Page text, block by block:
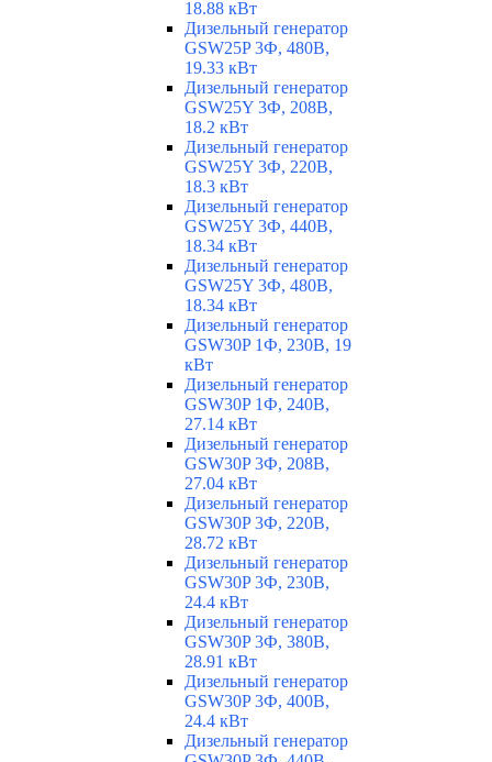
18.88 кВт
Дизельный генератор
GSW25P 3Ф, 480В,
19.33 кВт
Дизельный генератор
GSW25Y 3Ф, 208В,
18.2 кВт
Дизельный генератор
GSW25Y 3Ф, 220В,
18.3 кВт
Дизельный генератор
GSW25Y 3Ф, 440В,
18.34 кВт
Дизельный генератор
GSW25Y 3Ф, 480В,
18.34 кВт
Дизельный генератор
GSW30P 1Ф, 230В, 19
кВт
Дизельный генератор
GSW30P 1Ф, 240В,
27.14 кВт
Дизельный генератор
GSW30P 3Ф, 208В,
27.04 кВт
Дизельный генератор
GSW30P 3Ф, 220В,
28.72 кВт
Дизельный генератор
GSW30P 3Ф, 230В,
24.4 кВт
Дизельный генератор
GSW30P 3Ф, 380В,
28.91 кВт
Дизельный генератор
GSW30P 3Ф, 400В,
24.4 кВт
Дизельный генератор